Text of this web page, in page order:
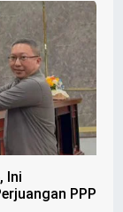
Ini
PPP